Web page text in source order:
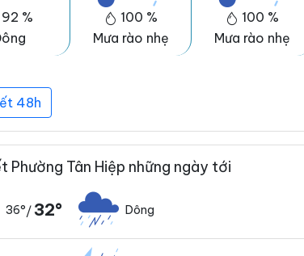
92 %
100 %
Mưa rào nhẹ
100 %
Mưa rào nhẹ
48h
Phường Tân Hiệp những ngày tới
36°/32° Dông